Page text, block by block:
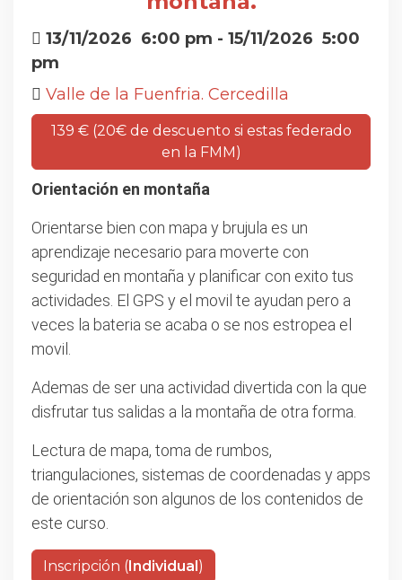
13/11/2026 6:00 pm - 15/11/2026 5:00
pm
Valle de la Fuenfria. Cercedilla
139 € (20€ de descuento si estas federado
en la FMM)
Orientación en montaña
Orientarse bien con mapa y brujula es un
aprendizaje necesario para moverte con
seguridad en montaña y planificar con exito tus
actividades. El GPS y el movil te ayudan pero a
veces la bateria se acaba o se nos estropea el
movil.
Ademas de ser una actividad divertida con la que
disfrutar tus salidas a la montaña de otra forma.
Lectura de mapa, toma de rumbos,
triangulaciones, sistemas de coordenadas y apps
de orientación son algunos de los contenidos de
este curso.
Inscripción (Individual)